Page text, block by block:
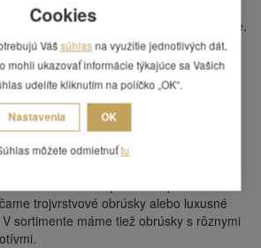
akéhokoľvek farebného prestieranie.
- nielen vďaka svojej cene, ale
značiace čistotu.
nie sú určené pre dekoráciu, ale ako
a sú veľmi obľúbené v
stravovaní.
pre hostí a oplatí sa vďaka svojej
ekologické, pretože sú len jednovrstvové
a nezaťažujú životné prostredie.
trojvrstvové obrúsky alebo luxusné
V sortimente máme tiež obrúsky s rôznymi
Cookies
Vášsúhlas na využitie jednotlivých dát,
mohli ukazovať informácie týkajúce sa Vašich
udelíte kliknutím na políčko „OK“.
Nastavenia OK
môžete odmietnuťtu